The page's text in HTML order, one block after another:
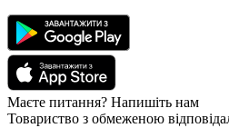
Маєте питання? Напишіть нам
Товариство з обмеженою